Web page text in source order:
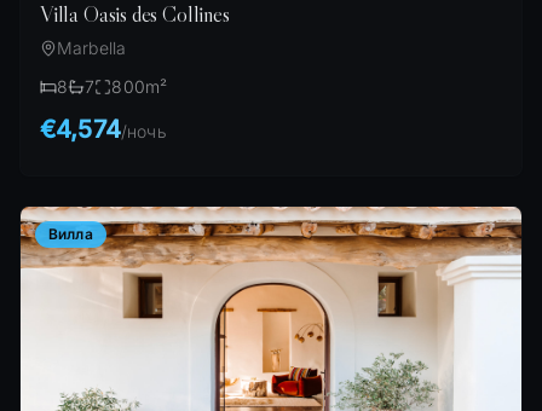
Villa Oasis des Collines
Marbella
8
7 800m²
€4,574/ночь
Вилла